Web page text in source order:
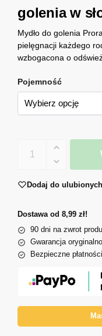
golenia w
Mydło do golenia
pielęgnacji każdego
wzbogacona o
Pojemność
Dodaj do ulubionych
Dostawa od 8,99 zł!
90 dni na zwrot
Gwarancja
Bezpieczne